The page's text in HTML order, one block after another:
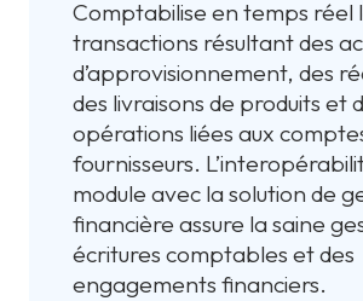
Comptabilise en temps réel
transactions résultant des
d’approvisionnement, des
des livraisons de produits et
opérations liées aux
fournisseurs.
module avec la solution de
financière assure la saine
écritures comptables et des
engagements financiers.